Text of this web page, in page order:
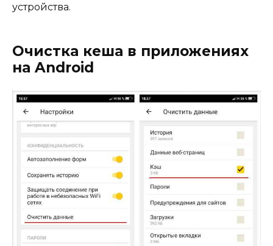
устройства.
Очистка кеша в приложениях
на Android